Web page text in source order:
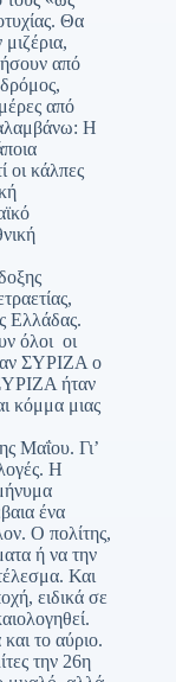
Θα
από
από
Η
οι κάλπες
Ελλάδας.
όλοι οι
ΣΥΡΙΖΑ ο
ήταν
κόμμα μιας
Μαΐου. Γι’
Η
ένα
Ο πολίτης,
ή να την
Και
ειδικά σε
το αύριο.
την 26η